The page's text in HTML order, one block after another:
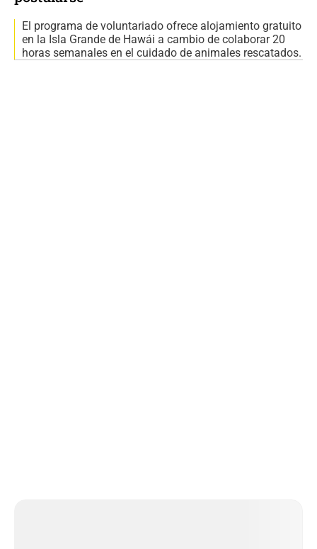
El programa de voluntariado ofrece alojamiento gratuito
en la Isla Grande de Hawái a cambio de colaborar 20
horas semanales en el cuidado de animales rescatados.